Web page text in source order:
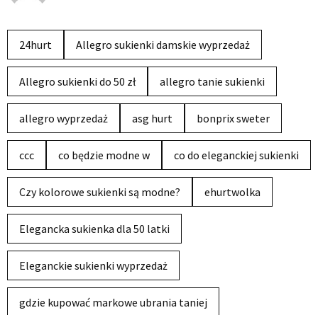
24hurt Allegro sukienki damskie wyprzedaż
Allegro sukienki do 50 zł allegro tanie sukienki
allegro wyprzedaż asg hurt bonprix sweter
ccc co będzie modne w co do eleganckiej sukienki
Czy kolorowe sukienki są modne? ehurtwolka
Elegancka sukienka dla 50 latki
Eleganckie sukienki wyprzedaż
gdzie kupować markowe ubrania taniej